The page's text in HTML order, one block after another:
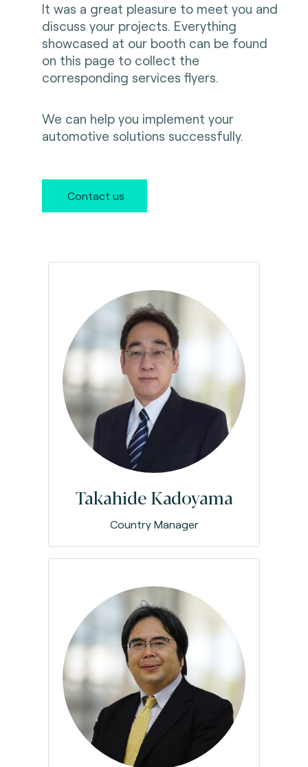
It was a great pleasure to meet you and
discuss your projects. Everything
showcased at our booth can be found
on this page to collect the
corresponding services flyers.
We can help you implement your
automotive solutions successfully.
Contact us
Takahide Kadoyama
Country Manager